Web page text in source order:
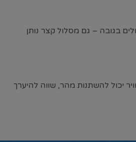
בגובה – גם מסלול קצר נותן
יכול להשתנות מהר, שווה להיערך